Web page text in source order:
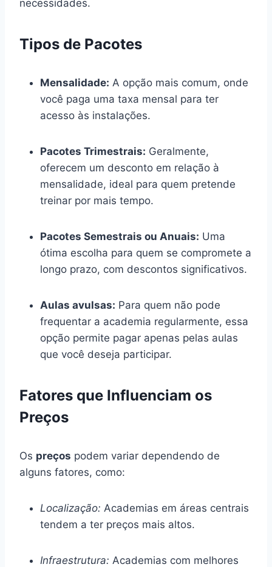
necessidades.
Tipos de Pacotes
Mensalidade: A opção mais comum, onde
você paga uma taxa mensal para ter
acesso às instalações.
Pacotes Trimestrais: Geralmente,
oferecem um desconto em relação à
mensalidade, ideal para quem pretende
treinar por mais tempo.
Pacotes Semestrais ou Anuais: Uma
ótima escolha para quem se compromete a
longo prazo, com descontos significativos.
Aulas avulsas: Para quem não pode
frequentar a academia regularmente, essa
opção permite pagar apenas pelas aulas
que você deseja participar.
Fatores que Influenciam os
Preços
Os preços podem variar dependendo de
alguns fatores, como:
Localização: Academias em áreas centrais
tendem a ter preços mais altos.
Infraestrutura: Academias com melhores